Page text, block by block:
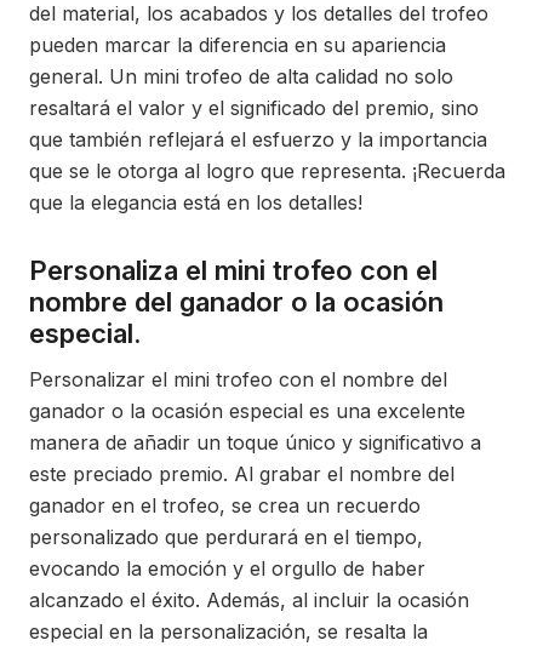
del material, los acabados y los detalles del trofeo
pueden marcar la diferencia en su apariencia
general. Un mini trofeo de alta calidad no solo
resaltará el valor y el significado del premio, sino
que también reflejará el esfuerzo y la importancia
que se le otorga al logro que representa. ¡Recuerda
que la elegancia está en los detalles!
Personaliza el mini trofeo con el
nombre del ganador o la ocasión
especial.
Personalizar el mini trofeo con el nombre del
ganador o la ocasión especial es una excelente
manera de añadir un toque único y significativo a
este preciado premio. Al grabar el nombre del
ganador en el trofeo, se crea un recuerdo
personalizado que perdurará en el tiempo,
evocando la emoción y el orgullo de haber
alcanzado el éxito. Además, al incluir la ocasión
especial en la personalización, se resalta la